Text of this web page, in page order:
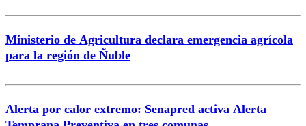
Ministerio de Agricultura declara emergencia agrícola
para la región de Ñuble
Alerta por calor extremo: Senapred activa Alerta